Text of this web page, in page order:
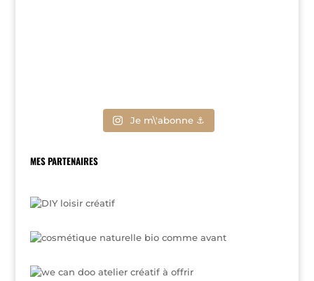
Je m\'abonne ⚓
MES PARTENAIRES